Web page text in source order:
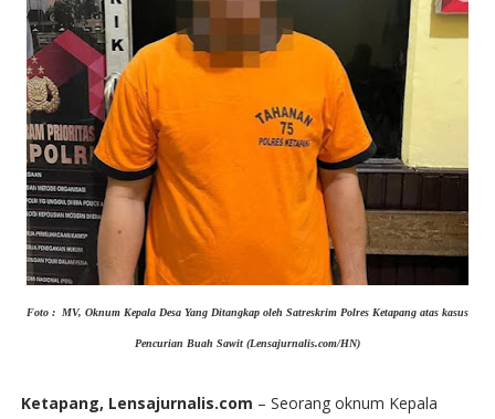
Foto : MV, Oknum Kepala Desa Yang Ditangkap oleh Satreskrim Polres Ketapang atas kasus
Pencurian Buah Sawit (Lensajurnalis.com/HN)
Ketapang, Lensajurnalis.com – Seorang oknum Kepala